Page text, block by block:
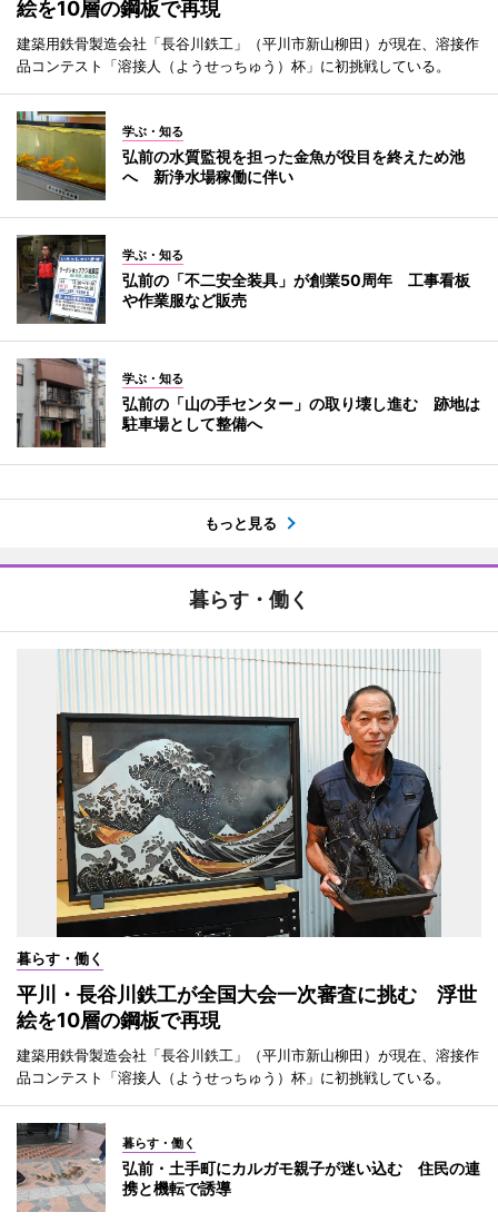
絵を10層の鋼板で再現
建築用鉄骨製造会社「長谷川鉄工」（平川市新山柳田）が現在、溶接作
品コンテスト「溶接人（ようせっちゅう）杯」に初挑戦している。
学ぶ・知る
弘前の水質監視を担った金魚が役目を終えため池
へ 新浄水場稼働に伴い
学ぶ・知る
弘前の「不二安全装具」が創業50周年 工事看板
や作業服など販売
学ぶ・知る
弘前の「山の手センター」の取り壊し進む 跡地は
駐車場として整備へ
もっと見る
暮らす・働く
暮らす・働く
平川・長谷川鉄工が全国大会一次審査に挑む 浮世
絵を10層の鋼板で再現
建築用鉄骨製造会社「長谷川鉄工」（平川市新山柳田）が現在、溶接作
品コンテスト「溶接人（ようせっちゅう）杯」に初挑戦している。
暮らす・働く
弘前・土手町にカルガモ親子が迷い込む 住民の連
携と機転で誘導